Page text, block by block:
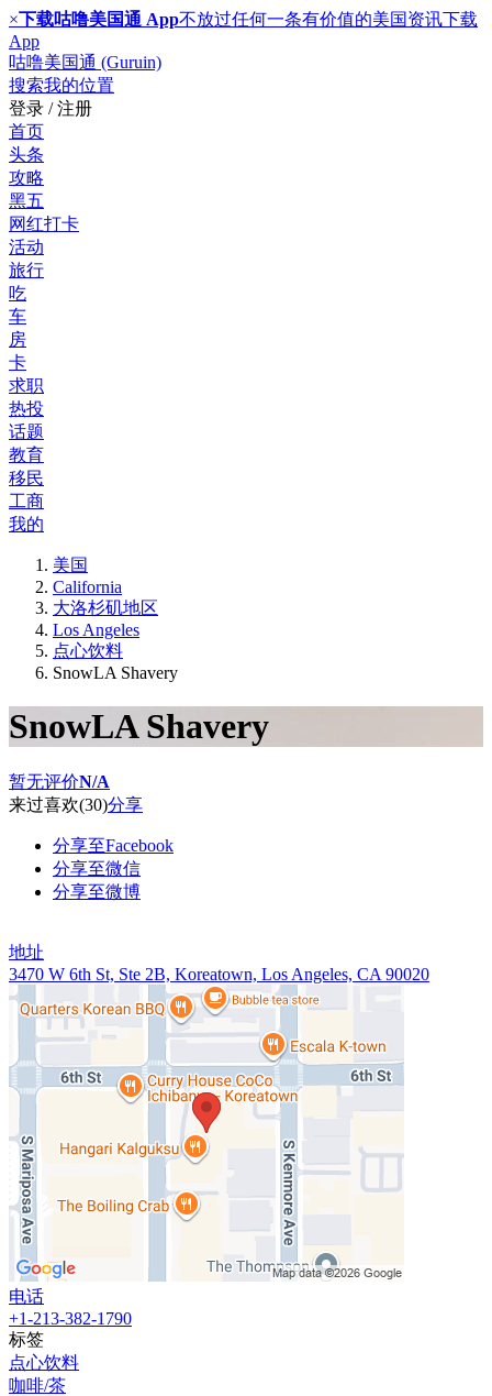
×下载咕噜美国通 App不放过任何一条有价值的美国资讯下载
App
咕噜美国通 (Guruin)
搜索我的位置
登录 / 注册
首页
头条
攻略
黑五
网红打卡
活动
旅行
吃
车
房
卡
求职
热投
话题
教育
移民
工商
我的
美国
California
大洛杉矶地区
Los Angeles
点心饮料
SnowLA Shavery
SnowLA Shavery
暂无评价N/A
来过喜欢(30)分享
分享至Facebook
分享至微信
分享至微博
地址
3470 W 6th St, Ste 2B, Koreatown, Los Angeles, CA 90020
电话
+1-213-382-1790
标签
点心饮料
咖啡/茶